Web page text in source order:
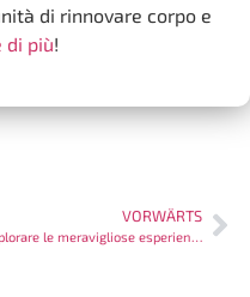
di rinnovare corpo e
di più!
VORWÄRTS
Esplorare le meravigliose esperienze in Ticino